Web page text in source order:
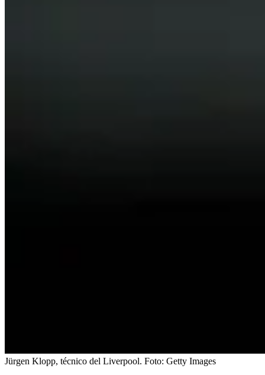
Jürgen Klopp, técnico del Liverpool. Foto: Getty Images